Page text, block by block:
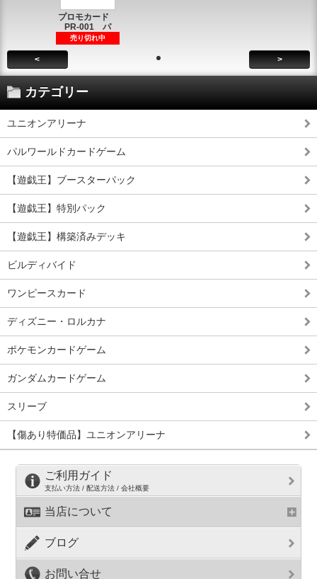
プロモカード
PR-001 パ
売り切れ中
< >
カテゴリー
ユニオンアリーナ
パルワールドカードゲーム
【遊戯王】ブースターパック
【遊戯王】特別パック
【遊戯王】構築済みデッキ
ビルディバイド
ワンピースカード
ディズニー・ロルカナ
ポケモンカードゲーム
ガンダムカードゲーム
スリーブ
【傷あり特価品】ユニオンアリーナ
ご利用ガイド
支払い方法 / 配送方法 / 会社概要
当店について
ブログ
お問い合せ